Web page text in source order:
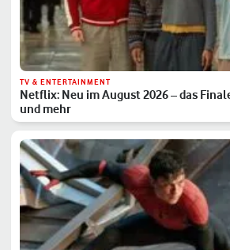
TV & ENTERTAINMENT
Netflix: Neu im August 2026 – das
und mehr